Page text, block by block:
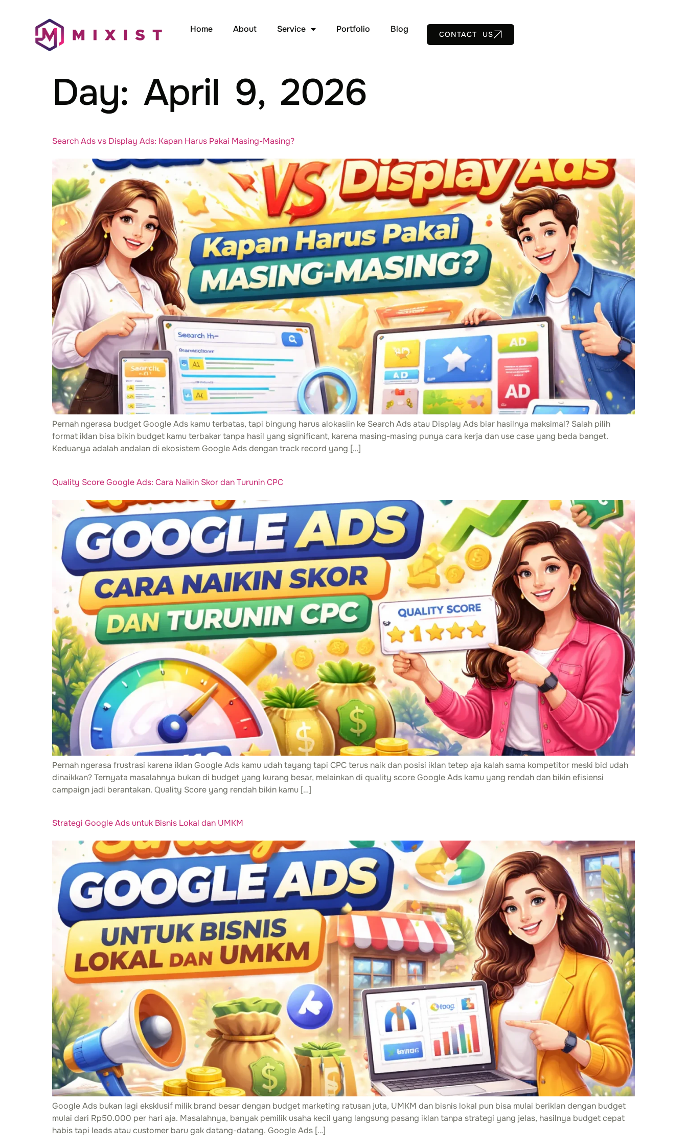
Home About Service Portfolio Blog CONTACT US
Day: April 9, 2026
Search Ads vs Display Ads: Kapan Harus Pakai Masing-Masing?
Pernah ngerasa budget Google Ads kamu terbatas, tapi bingung harus alokasiin ke Search Ads atau Display Ads biar hasilnya maksimal? Salah pilih
format iklan bisa bikin budget kamu terbakar tanpa hasil yang significant, karena masing-masing punya cara kerja dan use case yang beda banget.
Keduanya adalah andalan di ekosistem Google Ads dengan track record yang […]
Quality Score Google Ads: Cara Naikin Skor dan Turunin CPC
Pernah ngerasa frustrasi karena iklan Google Ads kamu udah tayang tapi CPC terus naik dan posisi iklan tetep aja kalah sama kompetitor meski bid udah
dinaikkan? Ternyata masalahnya bukan di budget yang kurang besar, melainkan di quality score Google Ads kamu yang rendah dan bikin efisiensi
campaign jadi berantakan. Quality Score yang rendah bikin kamu […]
Strategi Google Ads untuk Bisnis Lokal dan UMKM
Google Ads bukan lagi eksklusif milik brand besar dengan budget marketing ratusan juta, UMKM dan bisnis lokal pun bisa mulai beriklan dengan budget
mulai dari Rp50.000 per hari aja. Masalahnya, banyak pemilik usaha kecil yang langsung pasang iklan tanpa strategi yang jelas, hasilnya budget cepat
habis tapi leads atau customer baru gak datang-datang. Google Ads […]